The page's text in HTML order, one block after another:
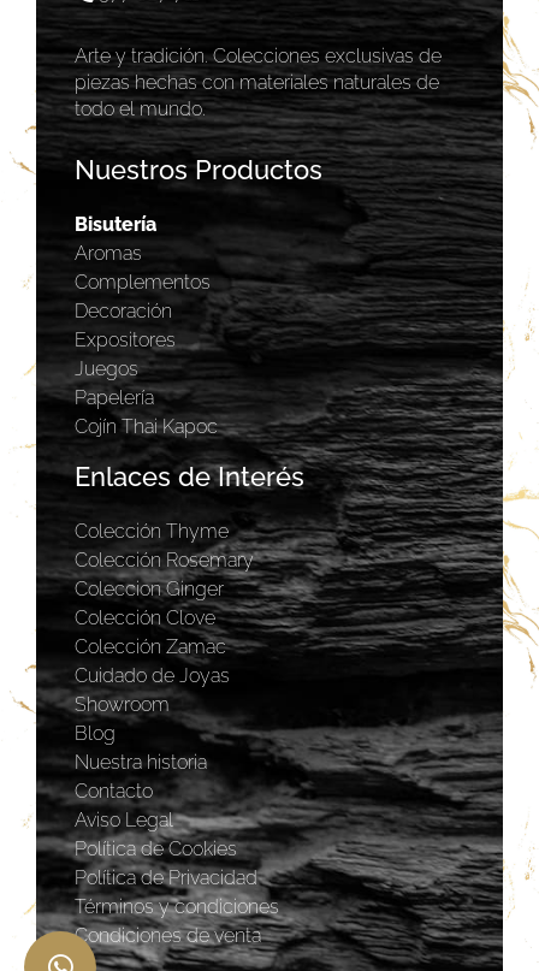
Arte y tradición. Colecciones exclusivas de
piezas hechas con materiales naturales de
todo el mundo.
Nuestros Productos
Bisutería
Aromas
Complementos
Decoración
Expositores
Juegos
Papelería
Cojín Thai Kapoc
Enlaces de Interés
Colección Thyme
Colección Rosemary
Coleccion Ginger
Colección Clove
Colección Zamac
Cuidado de Joyas
Showroom
Blog
Nuestra historia
Contacto
Aviso Legal
Política de Cookies
Política de Privacidad
Términos y condiciones
Condiciones de venta